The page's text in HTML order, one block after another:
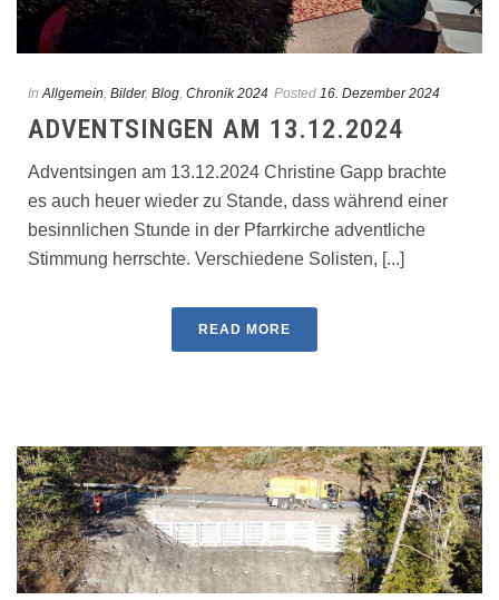
In Allgemein Bilder, Blog Chronik 2024 Posted 16. Dezember 2024
ADVENTSINGEN AM 13.12.2024
Adventsingen am 13.12.2024 Christine Gapp brachte
es auch heuer wieder zu Stande, dass während einer
besinnlichen Stunde in der Pfarrkirche adventliche
Stimmung herrschte. Verschiedene Solisten, [...]
READ MORE